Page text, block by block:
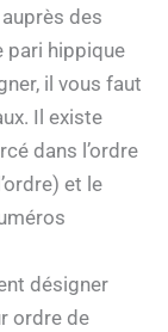
des
pari hippique
il vous faut
Il existe
dans l’ordre
et le
désigner
ordre de